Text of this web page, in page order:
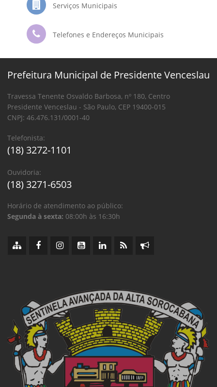
Serviços Municipais
Telefones e Endereços Municipais
Prefeitura Municipal de Presidente Venceslau
Travessa Tenente Osvaldo Barbosa, nº 180, Centro
Presidente Venceslau - São Paulo, CEP 19400-015
CNPJ: 46.476.131/0001-40
Telefonista:
(18) 3272-1101
Ouvidoria:
(18) 3271-6503
Horário de atendimento ao público:
Segunda à sexta: 08:00h às 16:30h